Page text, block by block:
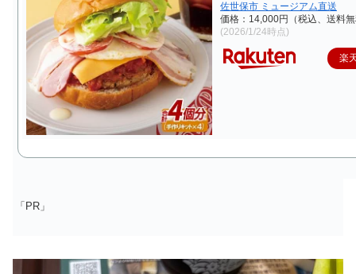
佐世保市 ミュージアム直送
価格：14,000円（税込、送料
(2026/1/24時点)
楽
「PR」